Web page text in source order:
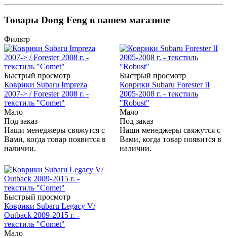
Товары Dong Feng в нашем магазине
Фильтр
Быстрый просмотр
Коврики Subaru Impreza
2007-> / Forester 2008 г. -
текстиль "Comet"
Мало
Под заказ
Наши менеджеры свяжутся с
Вами, когда товар появится в
наличии.
Быстрый просмотр
Коврики Subaru Forester II
2005-2008 г. - текстиль
"Robust"
Мало
Под заказ
Наши менеджеры свяжутся с
Вами, когда товар появится в
наличии.
Быстрый просмотр
Коврики Subaru Legaсy V/
Outback 2009-2015 г. -
текстиль "Comet"
Мало